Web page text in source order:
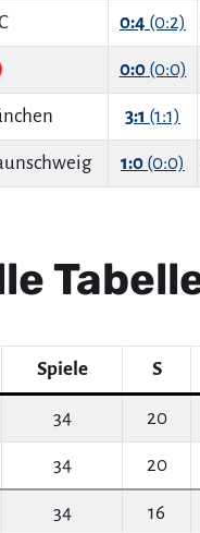
0:4 (0:2)
0:0(0:0)
3:1 (1:1)
1:0 (0:0)
Spiele S
34 20
34 20
34 16